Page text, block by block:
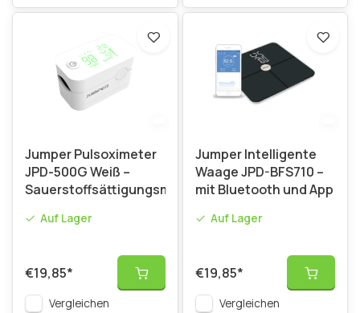
Jumper Pulsoximeter
JPD-500G Weiß –
Sauerstoffsättigungsmesser
Auf Lager
€19,85*
Vergleichen
Jumper Intelligente
Waage JPD-BFS710 –
mit Bluetooth und App
Auf Lager
€19,85*
Vergleichen